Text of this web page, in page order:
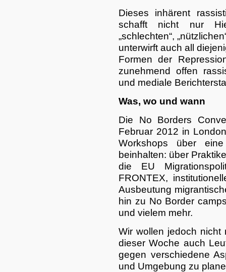
Dieses inhärent
schafft nicht nur
„schlechten“,
unterwirft auch all
Formen der
zunehmend offen
und mediale
Was, wo und wann
Die No Borders
Februar 2012 in
Workshops über
beinhalten: über
die EU
FRONTEX,
Ausbeutung
hin zu No Border
und vielem mehr.
Wir wollen jedoch nicht
dieser Woche auch
gegen verschiedene
und Umgebung zu